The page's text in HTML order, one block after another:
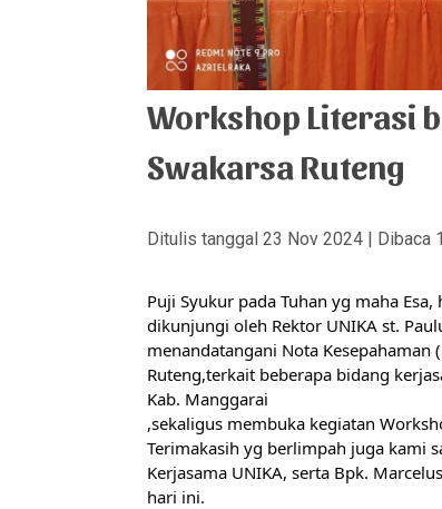
Workshop Literasi
Swakarsa Ruteng
Ditulis tanggal 23 Nov 2024 | Dibaca
Puji Syukur pada Tuhan yg maha
dikunjungi oleh Rektor UNIKA st.
menandatangani Nota Kesepahaman
Ruteng,terkait beberapa bidang
Kab. Manggarai
,sekaligus membuka kegiatan
Terimakasih yg berlimpah juga kami
Kerjasama UNIKA, serta Bpk.
hari ini.